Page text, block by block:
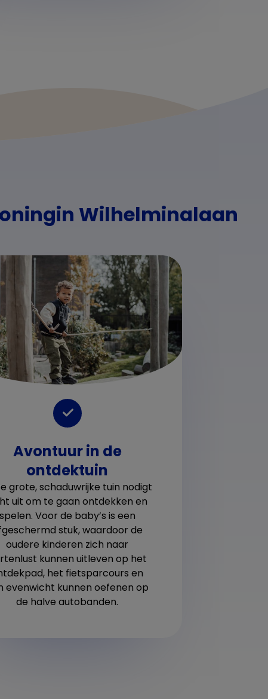
Wilhelminalaan
Avontuur in de
ontdektuin
grote, schaduwrijke tuin nodigt
uit om te gaan ontdekken en
spelen. Voor de baby’s is een
stuk, waardoor de
oudere kinderen zich naar
kunnen uitleven op het
het fietsparcours en
evenwicht kunnen oefenen op
de halve autobanden.